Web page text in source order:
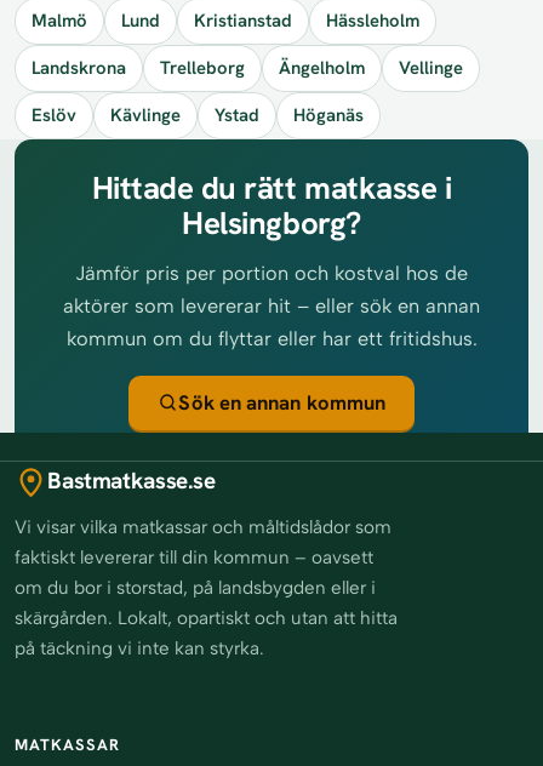
Malmö Lund Kristianstad
Hässleholm
Landskrona
Trelleborg Ängelholm
Vellinge
Eslöv
Kävlinge Ystad Höganäs
Hittade du rätt matkasse i
Helsingborg?
Jämför pris per portion och kostval hos de
aktörer som levererar hit – eller sök en annan
kommun om du flyttar eller har ett fritidshus.
Sök en annan kommun
Bastmatkasse.se
Vi visar vilka matkassar och måltidslådor som
faktiskt levererar till din kommun – oavsett
om du bor i storstad, på landsbygden eller i
skärgården. Lokalt, opartiskt och utan att hitta
på täckning vi inte kan styrka.
MATKASSAR